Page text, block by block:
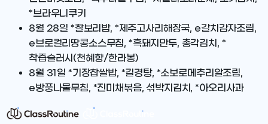
*브라우니쿠키
8월 28일 *찰보리밥, *제주고사리해장국, e갈치감자조림,
e브로컬리땅콩소스무침, *흑돼지만두, 총각김치, *
착즙슬러시(천혜향/한라봉)
8월 31일 *기장찹쌀밥, *길경탕, *소보로메추리알조림,
e방풍나물무침, *진미채볶음, 섞박지김치, *아오리사과